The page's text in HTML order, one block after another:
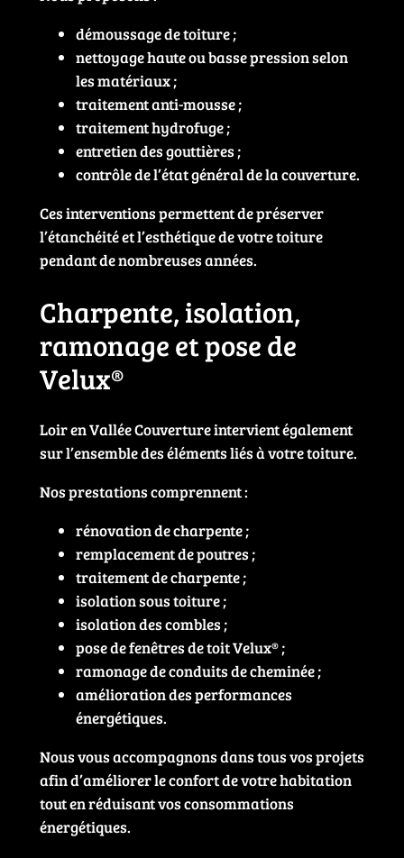
démoussage de toiture ;
nettoyage haute ou basse pression selon
les matériaux ;
traitement anti-mousse ;
traitement hydrofuge ;
entretien des gouttières ;
contrôle de l’état général de la couverture.
Ces interventions permettent de préserver
l’étanchéité et l’esthétique de votre toiture
pendant de nombreuses années.
Charpente, isolation,
ramonage et pose de
Velux®
Loir en Vallée Couverture intervient également
sur l’ensemble des éléments liés à votre toiture.
Nos prestations comprennent :
rénovation de charpente ;
remplacement de poutres ;
traitement de charpente ;
isolation sous toiture ;
isolation des combles ;
pose de fenêtres de toit Velux® ;
ramonage de conduits de cheminée ;
amélioration des performances
énergétiques.
Nous vous accompagnons dans tous vos projets
afin d’améliorer le confort de votre habitation
tout en réduisant vos consommations
énergétiques.